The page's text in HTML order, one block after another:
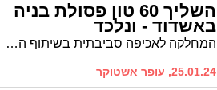
השליך 60 טון פסולת בניה
באשדוד - ונלכד
המחלקה לאכיפה סביבתית בשיתוף הרט״ג ומוקד רואה 106 ביצעו מארב דיגיטלי למשליך פסולת גדול. 60 טון של פסולת בניה ומעורבת נתפסו השבוע ליד החווה החקלאית
25.01.24, עופר אשטוקר